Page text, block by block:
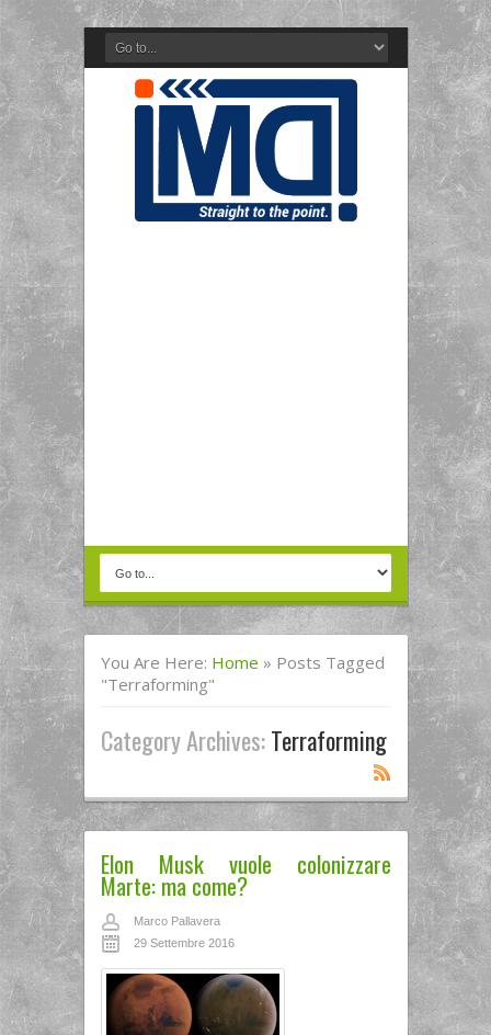
You Are Here: Home » Posts Tagged
"terraforming"
Category Archives:Terraforming
Elon Musk vuole colonizzare
Marte: ma come?
Marco Pallavera
29 Settembre 2016